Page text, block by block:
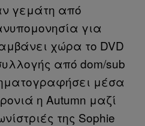
γεμάτη από
για
χώρα το DVD
από dom/sub
μέσα
η Autumn μαζί
της Sophie